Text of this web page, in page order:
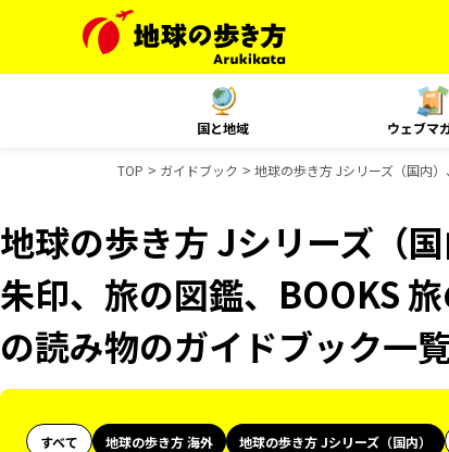
国と地域 ウェブマ
TOP ガイドブック 地球の歩き方 Jシリーズ（国内
地球の歩き方 Jシリーズ（
朱印、旅の図鑑、BOOKS
の読み物のガイドブック一
すべて 地球の歩き方 海外 地球の歩き方 Jシリーズ（国内）